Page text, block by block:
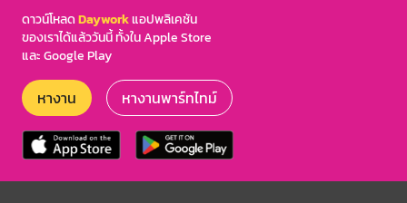
ดาวน์โหลดDayworkแอปพลิเคชัน
ของเราได้แล้ววันนี้ ทั้งใน Apple Store
และ Google Play
หางาน หางานพาร์ทไทม์